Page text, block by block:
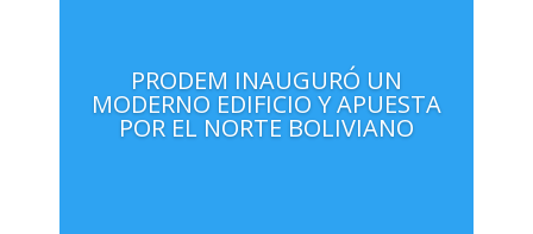
PRODEM INAUGURÓ UN
MODERNO EDIFICIO Y APUESTA
POR EL NORTE BOLIVIANO